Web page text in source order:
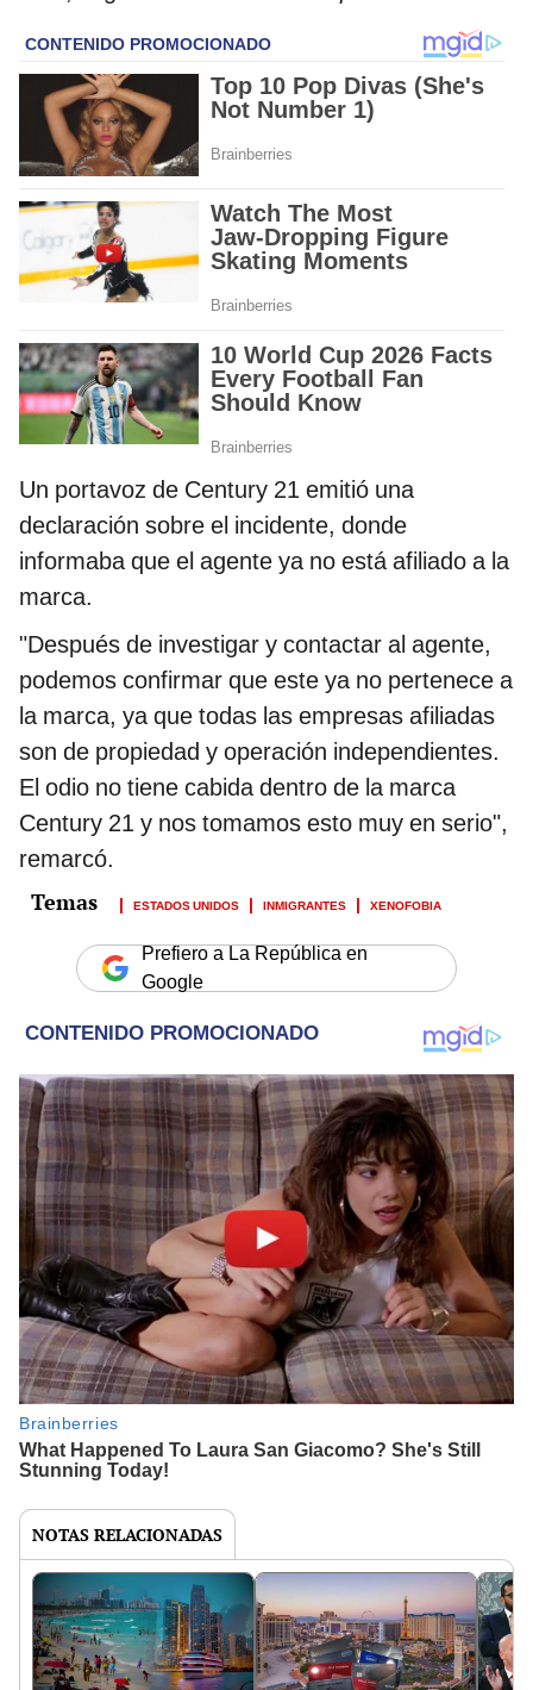
Un portavoz de Century 21 emitió una
declaración sobre el incidente, donde
informaba que el agente ya no está afiliado a la
marca.
"Después de investigar y contactar al agente,
podemos confirmar que este ya no pertenece a
la marca, ya que todas las empresas afiliadas
son de propiedad y operación independientes.
El odio no tiene cabida dentro de la marca
Century 21 y nos tomamos esto muy en serio",
remarcó.
ESTADOS UNIDOS INMIGRANTES XENOFOBIA
Prefiero a La República en
Google
NOTAS RELACIONADAS